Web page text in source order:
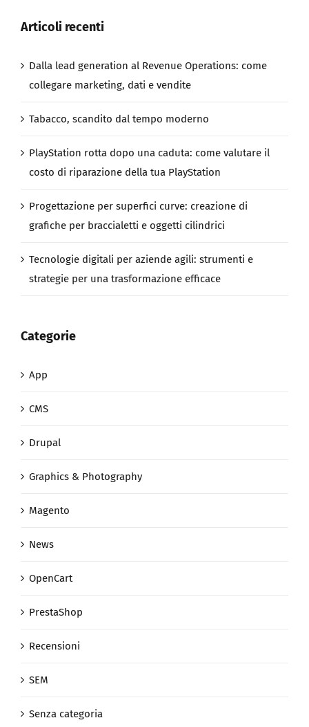
Articoli recenti
Dalla lead generation al Revenue Operations: come
collegare marketing, dati e vendite
Tabacco, scandito dal tempo moderno
PlayStation rotta dopo una caduta: come valutare il
costo di riparazione della tua PlayStation
Progettazione per superfici curve: creazione di
grafiche per braccialetti e oggetti cilindrici
Tecnologie digitali per aziende agili: strumenti e
strategie per una trasformazione efficace
Categorie
App
CMS
Drupal
Graphics & Photography
Magento
News
OpenCart
PrestaShop
Recensioni
SEM
Senza categoria